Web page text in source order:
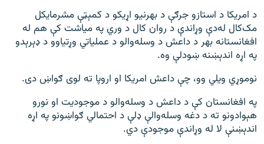
د امریکا د استازو جرګې د بهرنیو اړیکو د کمېټې مشرمایکل
مک‌کال له‌دې وړاندې د روان کال د وري په میاشت کې هم له
افغانستانه بهر د داعش د وسله‌والو د عملیاتي وړتیاوو د ډېرېدو
په اړه اندېښنه ښودلې وه.
نوموړي ویلي وو، چې داعش امریکا او اروپا ته لوی ګواښ دی.
په افغانستان کې د داعش د وسله‌والو د موجودیت او نورو
هېوادونو ته د دغه وسله‌والې ډلې د احتمالي ګواښونو په اړه
اندېښنې لا له وړاندې موجودې دي.